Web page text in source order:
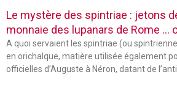
Le mystère des spintriae : jetons
monnaie des lupanars de Rome …
A quoi servaient les spintriae (ou
en orichalque, matière utilisée également
officielles d’Auguste à Néron, datant de